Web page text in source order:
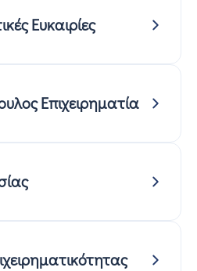
Ευκαιρίες
Επιχειρηματία